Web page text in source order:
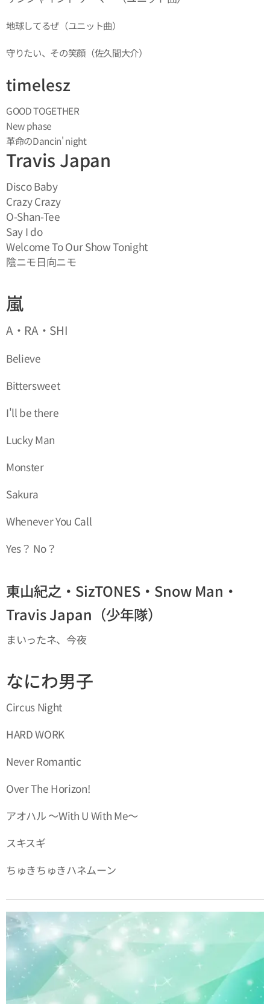
地球してるぜ（ユニット曲）
守りたい、その笑顔（佐久間大介）
timelesz
GOOD TOGETHER
New phase
革命のDancin' night
Travis Japan
Disco Baby
Crazy Crazy
O-Shan-Tee
Say I do
Welcome To Our Show Tonight
陰ニモ日向ニモ
嵐
A・RA・SHI
Believe
Bittersweet
I'll be there
Lucky Man
Monster
Sakura
Whenever You Call
Yes？ No？
東山紀之・SizTONES・Snow Man・
Travis Japan（少年隊）
まいったネ、今夜
なにわ男子
Circus Night
HARD WORK
Never Romantic
Over The Horizon!
アオハル ～With U With Me～
スキスギ
ちゅきちゅきハネムーン